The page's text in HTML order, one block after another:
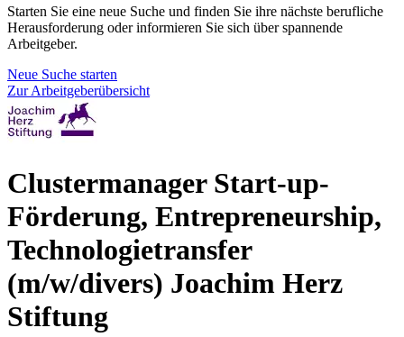
Starten Sie eine neue Suche und finden Sie ihre nächste berufliche
Herausforderung oder informieren Sie sich über spannende
Arbeitgeber.
Neue Suche starten
Zur Arbeitgeberübersicht
Clustermanager Start-up-
Förderung, Entrepreneurship,
Technologietransfer
(m/w/divers) Joachim Herz
Stiftung